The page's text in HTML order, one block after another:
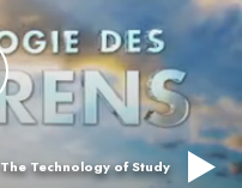
The Technology of Study